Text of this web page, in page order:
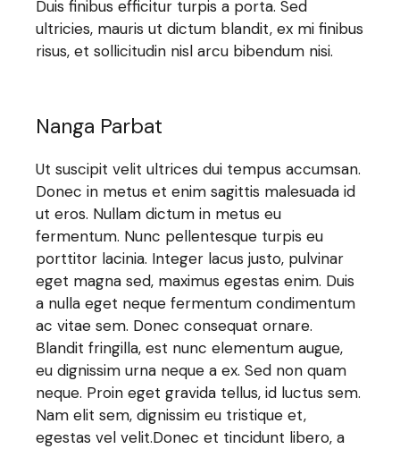
Duis finibus efficitur turpis a porta. Sed
ultricies, mauris ut dictum blandit, ex mi finibus
risus, et sollicitudin nisl arcu bibendum nisi.
Nanga Parbat
Ut suscipit velit ultrices dui tempus accumsan.
Donec in metus et enim sagittis malesuada id
ut eros. Nullam dictum in metus eu
fermentum. Nunc pellentesque turpis eu
porttitor lacinia. Integer lacus justo, pulvinar
eget magna sed, maximus egestas enim. Duis
a nulla eget neque fermentum condimentum
ac vitae sem. Donec consequat ornare.
Blandit fringilla, est nunc elementum augue,
eu dignissim urna neque a ex. Sed non quam
neque. Proin eget gravida tellus, id luctus sem.
Nam elit sem, dignissim eu tristique et,
egestas vel velit.Donec et tincidunt libero, a